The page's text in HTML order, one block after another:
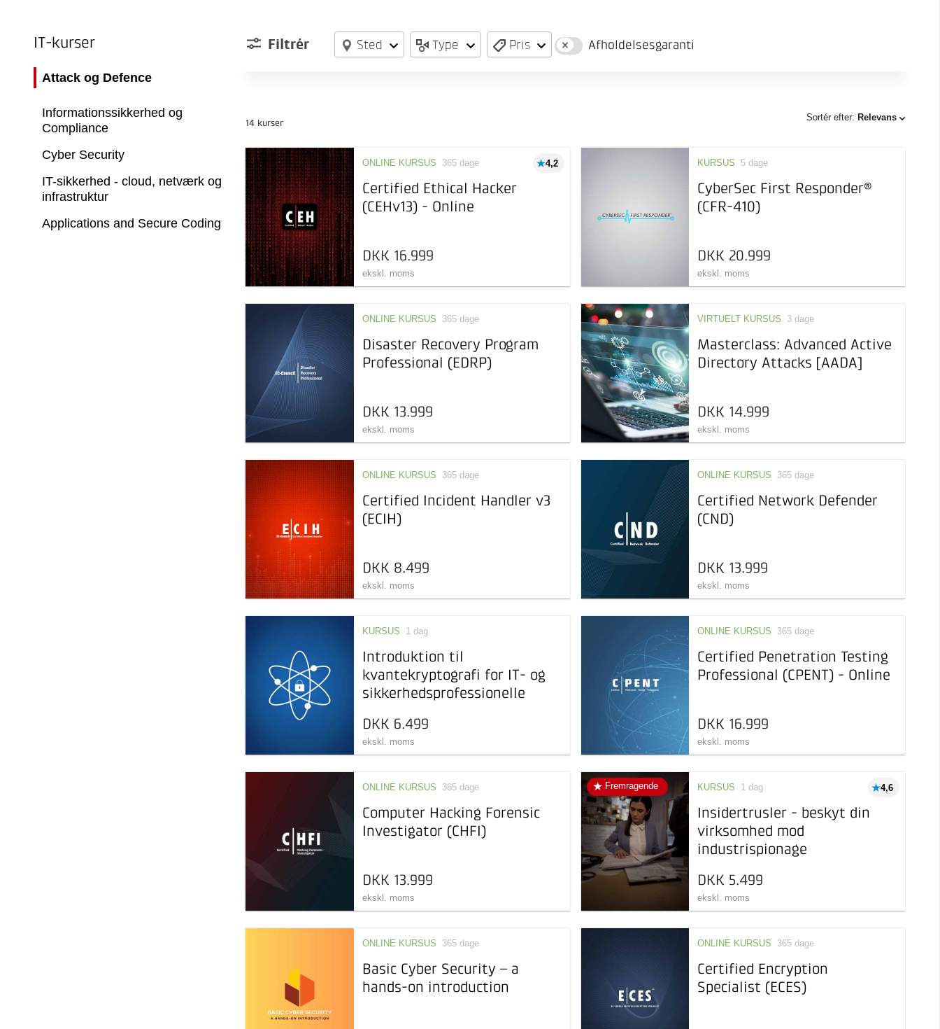
IT-kurser
Attack og Defence
Informationssikkerhed og
Compliance
Cyber Security
IT-sikkerhed - cloud, netværk og
infrastruktur
Applications and Secure Coding
Filtrér Sted Type Pris Afholdelsesgaranti
Sortér efter: Relevans
14 kurser
4,2
ONLINE KURSUS 365 dage
Certified Ethical Hacker
(CEHv13) - Online
DKK 16.999
ekskl. moms
KURSUS 5 dage
CyberSec First Responder®
(CFR-410)
DKK 20.999
ekskl. moms
ONLINE KURSUS 365 dage
Disaster Recovery Program
Professional (EDRP)
DKK 13.999
ekskl. moms
VIRTUELT KURSUS 3 dage
Masterclass: Advanced Active
Directory Attacks [AADA]
DKK 14.999
ekskl. moms
ONLINE KURSUS 365 dage
Certified Incident Handler v3
(ECIH)
DKK 8.499
ekskl. moms
ONLINE KURSUS 365 dage
Certified Network Defender
(CND)
DKK 13.999
ekskl. moms
KURSUS 1 dag
Introduktion til
kvantekryptografi for IT- og
sikkerhedsprofessionelle
DKK 6.499
ekskl. moms
ONLINE KURSUS 365 dage
Certified Penetration Testing
Professional (CPENT) - Online
DKK 16.999
ekskl. moms
ONLINE KURSUS 365 dage
Computer Hacking Forensic
Investigator (CHFI)
DKK 13.999
ekskl. moms
Fremragende 4,6
KURSUS 1 dag
Insidertrusler - beskyt din
virksomhed mod
industrispionage
DKK 5.499
ekskl. moms
ONLINE KURSUS 365 dage
Basic Cyber Security – a
hands-on introduction
ONLINE KURSUS 365 dage
Certified Encryption
Specialist (ECES)